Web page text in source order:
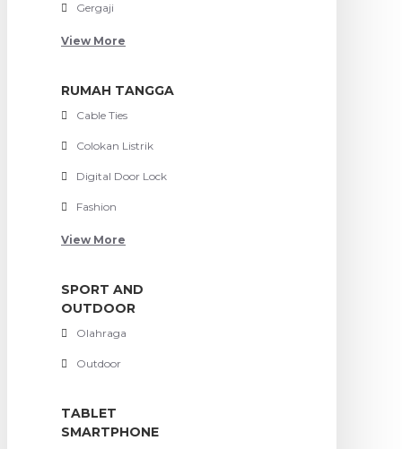
Gergaji
View More
RUMAH TANGGA
Cable Ties
Colokan Listrik
Digital Door Lock
Fashion
View More
SPORT AND
OUTDOOR
Olahraga
Outdoor
TABLET
SMARTPHONE